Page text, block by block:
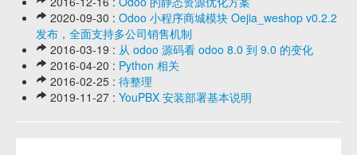
2020-09-30 : Odoo 小程序商城模块 Oejia_weshop v0.2.2
发布，全面支持多公司销售机制
2016-03-19 : 从 odoo 源码看 odoo 8.0 到 9.0 的变化
2016-04-20 : Python 相关
2016-02-25 : 待整理
2019-11-27 : YouPBX 安装部署基本说明